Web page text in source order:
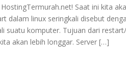
Saat ini kita
dalam linux seringkali disebut
suatu komputer. Tujuan dari
akan lebih longgar. Server […]